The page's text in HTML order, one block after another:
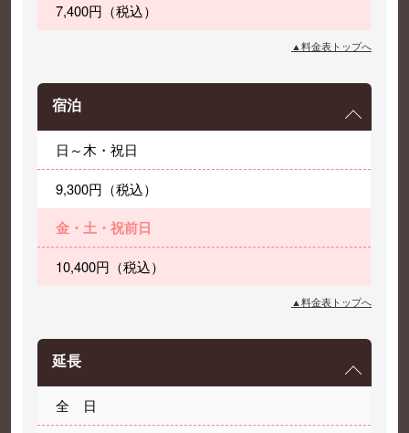
7,400円（税込）
▲料金表トップへ
宿泊
日～木・祝日
9,300円（税込）
金・土・祝前日
10,400円（税込）
▲料金表トップへ
延長
全 日